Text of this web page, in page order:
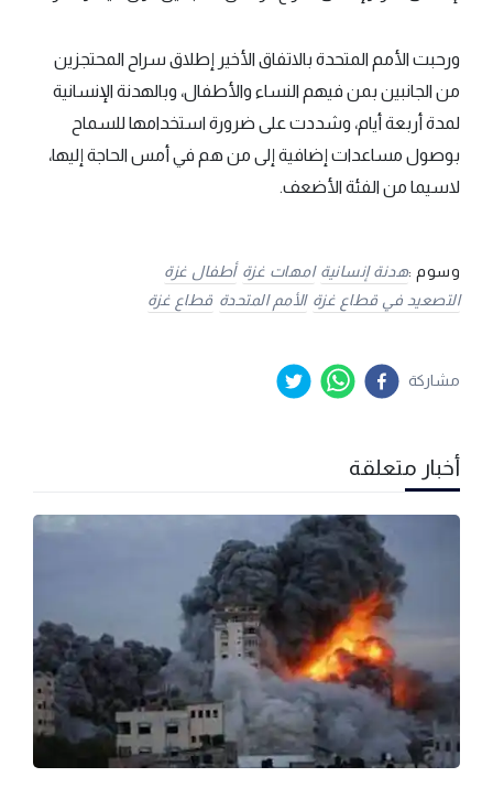
ورحبت الأمم المتحدة بالاتفاق الأخير إطلاق سراح المحتجزين
من الجانبين بمن فيهم النساء والأطفال، وبالهدنة الإنسانية
لمدة أربعة أيام، وشددت على ضرورة استخدامها للسماح
بوصول مساعدات إضافية إلى من هم في أمس الحاجة إليها،
لاسيما من الفئة الأضعف.
وسوم :هدنة إنسانية امهات غزة أطفال غزة
التصعيد في قطاع غزة الأمم المتحدة قطاع غزة
مشاركة
أخبار متعلقة